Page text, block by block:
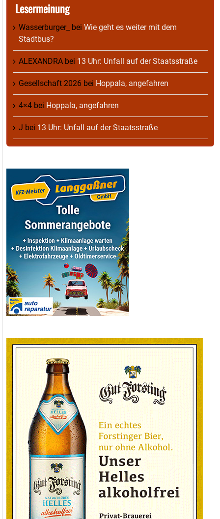
Lesermeinung
Wasserburger_ bei Wie geht es weiter mit dem
Stadtbus?
ALEXANDRA bei 13 Uhr: Unfall auf der Staatsstraße
Gesellschaft 2026 bei Hoppala, angefahren
4×4 bei Hoppala, angefahren
J bei 13 Uhr: Unfall auf der Staatsstraße